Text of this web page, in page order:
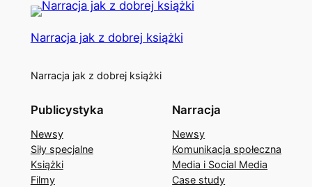
Narracja jak z dobrej książki
Narracja jak z dobrej książki
Publicystyka
Newsy
Siły specjalne
Książki
Filmy
Narracja
Newsy
Komunikacja społeczna
Media i Social Media
Case study